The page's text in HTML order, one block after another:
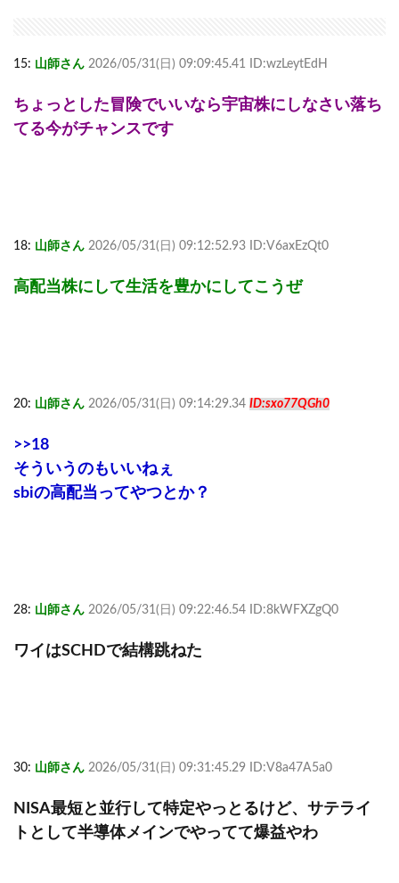
15: 山師さん 2026/05/31(日) 09:09:45.41 ID:wzLeytEdH
ちょっとした冒険でいいなら宇宙株にしなさい落ち
てる今がチャンスです
18: 山師さん 2026/05/31(日) 09:12:52.93 ID:V6axEzQt0
高配当株にして生活を豊かにしてこうぜ
20: 山師さん 2026/05/31(日) 09:14:29.34 ID:sxo77QGh0
>>18
そういうのもいいねぇ
sbiの高配当ってやつとか？
28: 山師さん 2026/05/31(日) 09:22:46.54 ID:8kWFXZgQ0
ワイはSCHDで結構跳ねた
30: 山師さん 2026/05/31(日) 09:31:45.29 ID:V8a47A5a0
NISA最短と並行して特定やっとるけど、サテライ
トとして半導体メインでやってて爆益やわ